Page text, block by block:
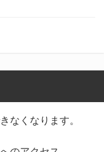
なくなります。